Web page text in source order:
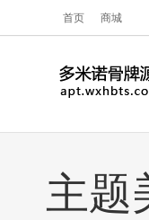
首页 商城
主题